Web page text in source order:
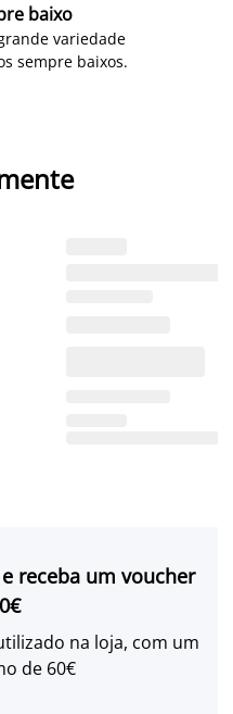
baixo
variedade
sempre baixos.
receba um voucher
na loja, com um
de 60€